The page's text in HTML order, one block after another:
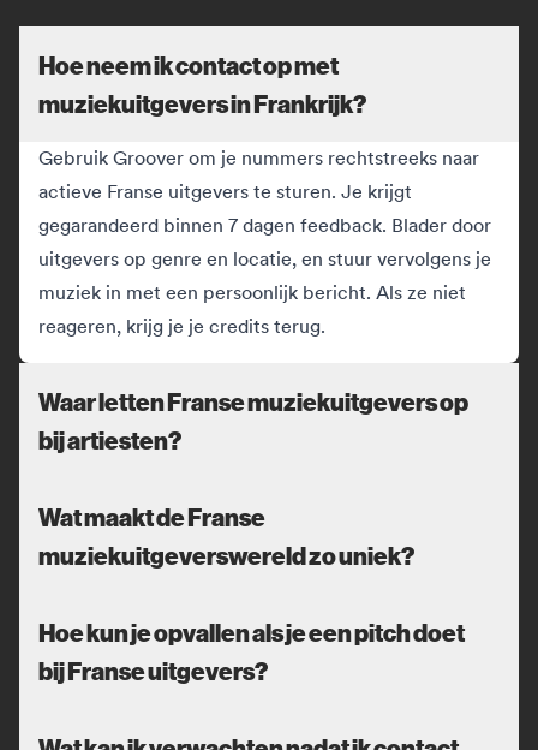
Hoe neem ik contact op met
muziekuitgevers in Frankrijk?
Gebruik Groover om je nummers rechtstreeks naar
actieve Franse uitgevers te sturen. Je krijgt
gegarandeerd binnen 7 dagen feedback. Blader door
uitgevers op genre en locatie, en stuur vervolgens je
muziek in met een persoonlijk bericht. Als ze niet
reageren, krijg je je credits terug.
Waar letten Franse muziekuitgevers op
bij artiesten?
Wat maakt de Franse
muziekuitgeverswereld zo uniek?
Hoe kun je opvallen als je een pitch doet
bij Franse uitgevers?